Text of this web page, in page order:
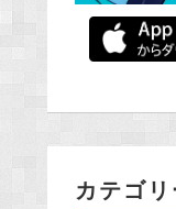
カテゴリ